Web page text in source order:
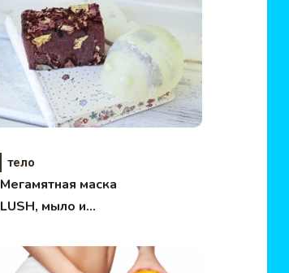
тело
Мегамятная маска
LUSH, мыло и